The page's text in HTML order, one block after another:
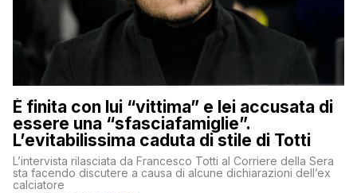
È finita con lui “vittima” e lei accusata di
essere una “sfasciafamiglie”.
L’evitabilissima caduta di stile di Totti
L’intervista rilasciata da Francesco Totti al Corriere della Sera
sta facendo discutere a causa di alcune dichiarazioni dell’ex
calciatore